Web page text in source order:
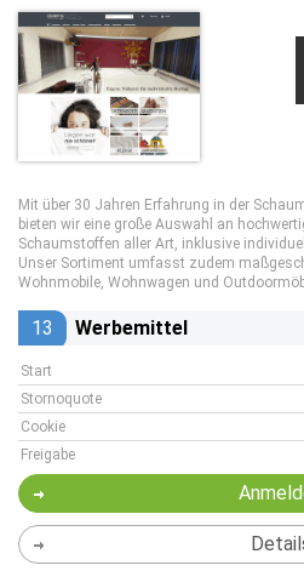
Mit über 30 Jahren Erfahrung in der
bieten wir eine große Auswahl an
Schaumstoffen aller Art, inklusive
Unser Sortiment umfasst zudem
Wohnmobile, Wohnwagen und
13 Werbemittel
Start
Stornoquote
Cookie
Freigabe